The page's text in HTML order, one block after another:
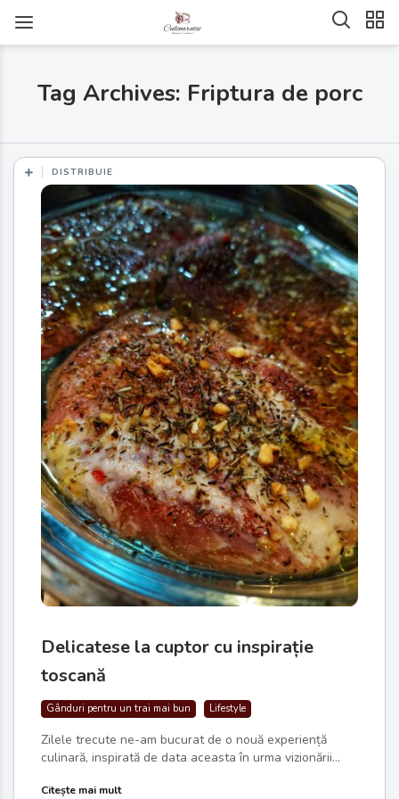
Tag Archives: Friptura de porc
DISTRIBUIE
Delicatese la cuptor cu inspirație
toscană
Gânduri pentru un trai mai bun Lifestyle
Zilele trecute ne-am bucurat de o nouă experiență
culinară, inspirată de data aceasta în urma vizionării...
Citește mai mult